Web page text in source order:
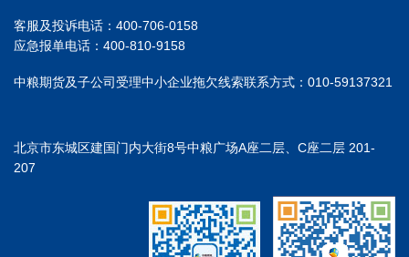
客服及投诉电话：400-706-0158
应急报单电话：400-810-9158
中粮期货及子公司受理中小企业拖欠线索联系方式：010-59137321
北京市东城区建国门内大街8号中粮广场A座二层、C座二层 201-
207